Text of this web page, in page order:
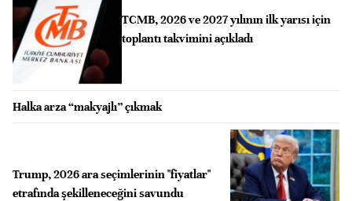
TCMB, 2026 ve 2027 yılının ilk yarısı için
toplantı takvimini açıkladı
Halka arza “makyajlı” çıkmak
Trump, 2026 ara seçimlerinin "fiyatlar"
etrafında şekilleneceğini savundu